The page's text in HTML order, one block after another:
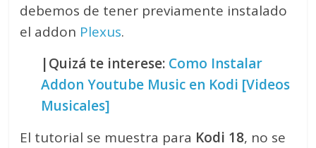
debemos de tener previamente instalado
el addon Plexus.
|Quizá te interese: Como Instalar
Addon Youtube Music en Kodi [Videos
Musicales]
El tutorial se muestra para Kodi 18, no se